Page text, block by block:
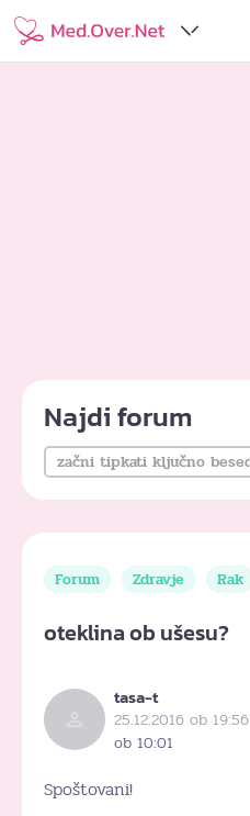
Najdi forum
Forum Zdravje Rak
oteklina ob ušesu?
tasa-t
25.12.2016 ob 19:56
ob 10:01
Spoštovani!